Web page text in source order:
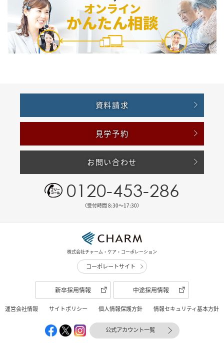
資料請求
見学予約
お問い合わせ
0120-453-286
（受付時間 8:30〜17:30）
株式会社チャーム・ケア・コーポレーション
コーポレートサイト
新卒採用情報 中途採用情報
運営会社情報 サイトポリシー 個人情報保護方針 情報セキュリティ基本方針
公式アカウント一覧